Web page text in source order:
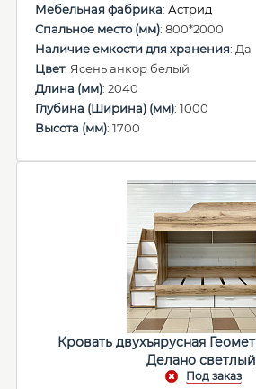
Мебельная фабрика: Астрид
Спальное место (мм): 800*2000
Наличие емкости для хранения: Да
Цвет: Ясень анкор белый
Длина (мм): 2040
Глубина (Ширина) (мм): 1000
Высота (мм): 1700
Кровать двухъярусная
Делано